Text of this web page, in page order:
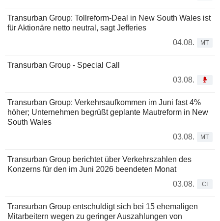
Transurban Group: Tollreform-Deal in New South Wales ist
für Aktionäre netto neutral, sagt Jefferies
04.08.
MT
Transurban Group - Special Call
03.08.
Transurban Group: Verkehrsaufkommen im Juni fast 4%
höher; Unternehmen begrüßt geplante Mautreform in New
South Wales
03.08.
MT
Transurban Group berichtet über Verkehrszahlen des
Konzerns für den im Juni 2026 beendeten Monat
03.08.
CI
Transurban Group entschuldigt sich bei 15 ehemaligen
Mitarbeitern wegen zu geringer Auszahlungen von